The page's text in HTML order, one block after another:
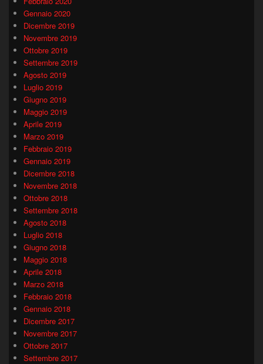
Gennaio 2020
Dicembre 2019
Novembre 2019
Ottobre 2019
Settembre 2019
Agosto 2019
Luglio 2019
Giugno 2019
Maggio 2019
Aprile 2019
Marzo 2019
Febbraio 2019
Gennaio 2019
Dicembre 2018
Novembre 2018
Ottobre 2018
Settembre 2018
Agosto 2018
Luglio 2018
Giugno 2018
Maggio 2018
Aprile 2018
Marzo 2018
Febbraio 2018
Gennaio 2018
Dicembre 2017
Novembre 2017
Ottobre 2017
Settembre 2017